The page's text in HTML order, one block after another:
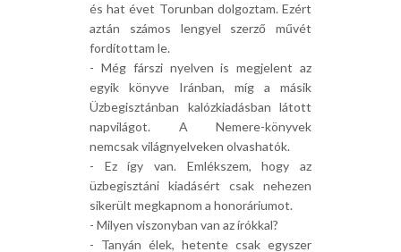
és hat évet Torunban dolgoztam. Ezért
aztán számos lengyel szerző művét
fordítottam le.
- Még fárszi nyelven is megjelent az
egyik könyve Iránban, míg a másik
Üzbegisztánban kalózkiadásban látott
napvilágot. A Nemere-könyvek
nemcsak világnyelveken olvashatók.
- Ez így van. Emlékszem, hogy az
üzbegisztáni kiadásért csak nehezen
sikerült megkapnom a honoráriumot.
- Milyen viszonyban van az írókkal?
- Tanyán élek, hetente csak egyszer